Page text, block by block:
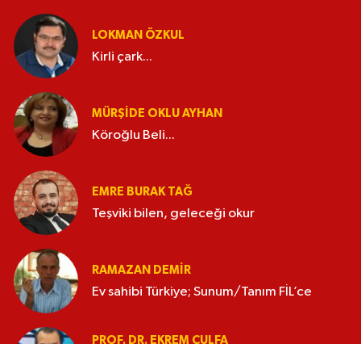
LOKMAN ÖZKUL
Kirli çark...
MÜRŞIDE OKLU AYHAN
Köroğlu Beli...
EMRE BURAK TAĞ
Teşviki bilen, geleceği okur
RAMAZAN DEMİR
Ev sahibi Türkiye; Sunum/Tanım FİL’ce
PROF. DR. EKREM ÇULFA